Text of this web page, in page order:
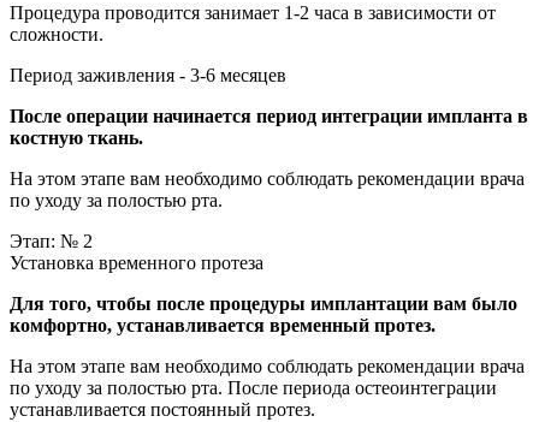
Процедура проводится занимает 1-2 часа в зависимости от
сложности.
Период заживления - 3-6 месяцев
После операции начинается период интеграции импланта в
костную ткань.
На этом этапе вам необходимо соблюдать рекомендации врача
по уходу за полостью рта.
Этап: № 2
Установка временного протеза
Для того, чтобы после процедуры имплантации вам было
комфортно, устанавливается временный протез.
На этом этапе вам необходимо соблюдать рекомендации врача
по уходу за полостью рта. После периода остеоинтеграции
устанавливается постоянный протез.